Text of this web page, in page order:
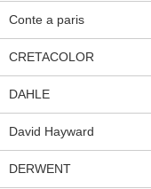
Conte a paris
CRETACOLOR
DAHLE
David Hayward
DERWENT